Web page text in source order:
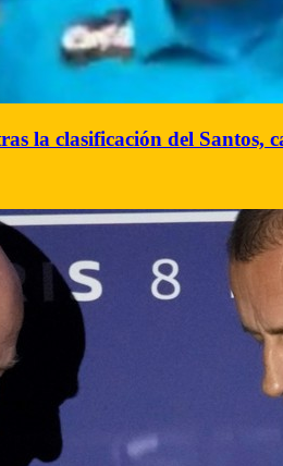
la clasificación del Santos,